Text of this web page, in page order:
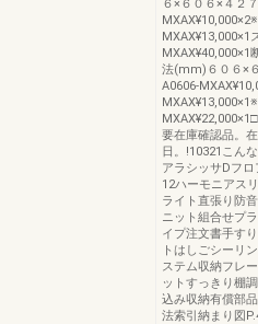
６×６０６×４２
MXAX¥13,000×1
MXAX¥40,000×1
法(mm)６０６×
A0606-
要在庫確認品。
日。!10321こん
アラシッサDフ
12ハーモニアス
ライト直張り防
ニット組合せプ
イプ注文書手す
トはしごシーリ
ステム収納フレ
ットすっきり棚
込み収納有償部
法索引納まり図